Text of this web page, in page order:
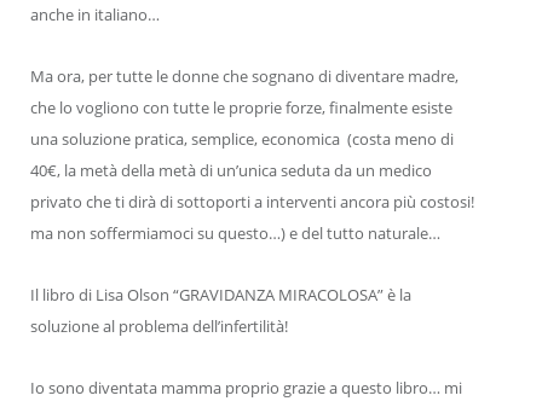
anche in italiano…
Ma ora, per tutte le donne che sognano di diventare madre,
che lo vogliono con tutte le proprie forze, finalmente esiste
una soluzione pratica, semplice, economica (costa meno di
40€, la metà della metà di un’unica seduta da un medico
privato che ti dirà di sottoporti a interventi ancora più costosi!
ma non soffermiamoci su questo…) e del tutto naturale…
Il libro di Lisa Olson “GRAVIDANZA MIRACOLOSA” è la
soluzione al problema dell’infertilità!
Io sono diventata mamma proprio grazie a questo libro… mi